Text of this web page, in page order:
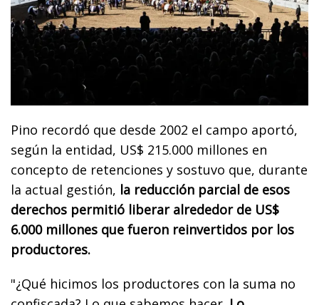
Pino recordó que desde 2002 el campo aportó,
según la entidad, US$ 215.000 millones en
concepto de retenciones y sostuvo que, durante
la actual gestión, la reducción parcial de esos
derechos permitió liberar alrededor de US$
6.000 millones que fueron reinvertidos por los
productores.
"¿Qué hicimos los productores con la suma no